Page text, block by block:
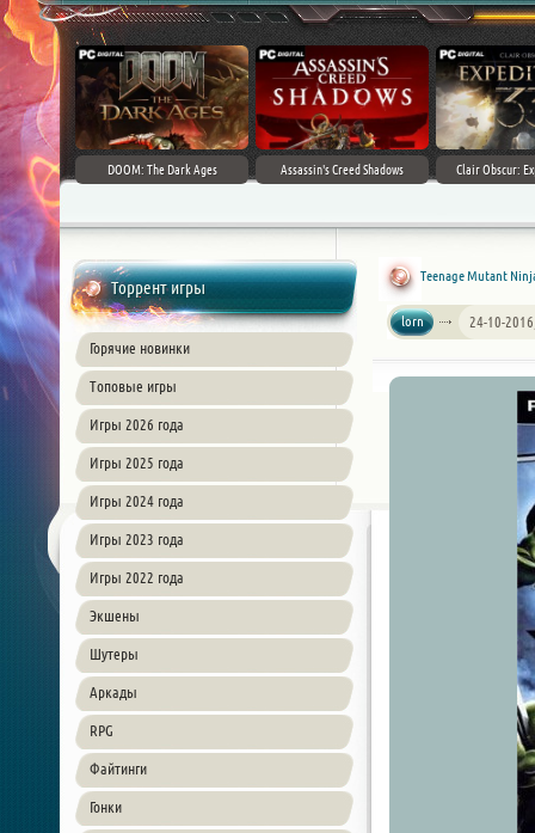
DOOM: The Dark Ages Assassin's Creed Shadows Clair Obscur:
Торрент игры
Горячие новинки
Топовые игры
Игры 2026 года
Игры 2025 года
Игры 2024 года
Игры 2023 года
Игры 2022 года
Экшены
Шутеры
Аркады
RPG
Файтинги
Гонки
Teenage Mutant
lorn 24-10-